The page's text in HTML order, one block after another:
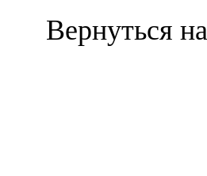
Вернуться на